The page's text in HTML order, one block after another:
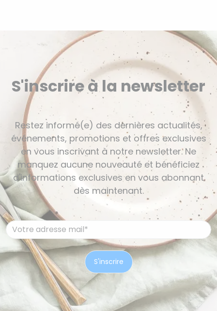
S'inscrire à la newsletter
Restez informé(e) des dernières actualités,
événements, promotions et offres exclusives
en vous inscrivant à notre newsletter. Ne
manquez aucune nouveauté et bénéficiez
d'informations exclusives en vous abonnant
dès maintenant.